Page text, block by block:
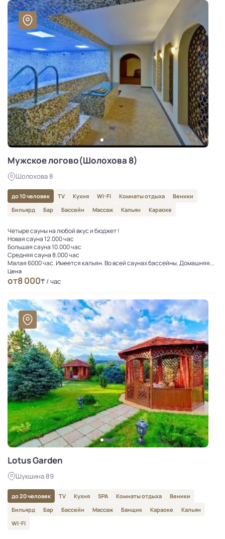
Мужское логово(Шолохова 8)
Шолохова 8
до 10 человек TV Кухня WI-FI Комнаты отдыха
Веники
Бильярд
Бар Бассейн Массаж Кальян Караоке
Четыре сауны на любой вкус и бюджет !
Новая сауна 12.000 час
Большая сауна 10.000 час
Средняя сауна 8.000 час
Малая 6000 час. Имеется кальян. Во всей саунах бассейны. Домашняя...
Цена
от8 000₸ / час
Lotus Garden
Шукшина 89
до 20 человек TV Кухня SPA Комнаты отдыха
Веники
Бильярд
Бар Бассейн Массаж Банщик Караоке
Кальян
WI-FI